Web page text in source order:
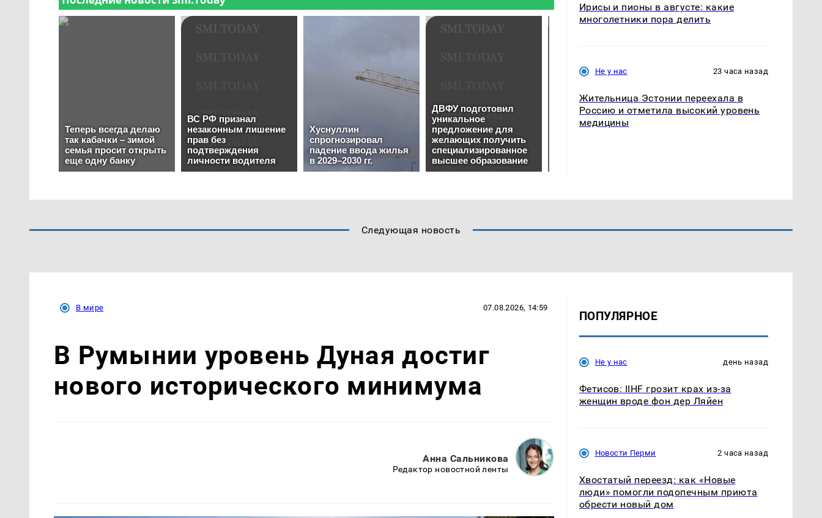
Ирисы и пионы в августе: какие
многолетники пора делить
Не у нас 23 часа назад
Жительница Эстонии переехала в
Россию и отметила высокий уровень
медицины
Следующая новость
В мире 07.08.2026, 14:59
В Румынии уровень Дуная достиг
нового исторического минимума
Анна Сальникова
Редактор новостной ленты
ПОПУЛЯРНОЕ
Не у нас день назад
Фетисов: IIHF грозит крах из-за
женщин вроде фон дер Ляйен
Новости Перми 2 часа назад
Хвостатый переезд: как «Новые
люди» помогли подопечным приюта
обрести новый дом